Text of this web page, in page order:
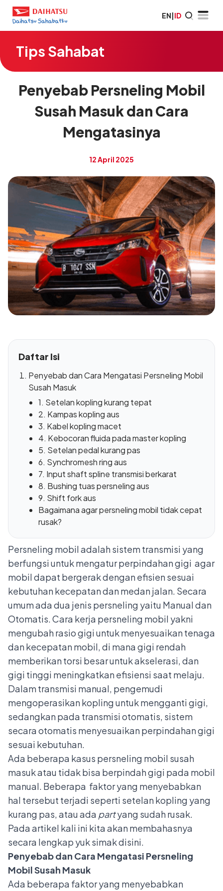
EN|ID
Tips Sahabat
Penyebab Persneling Mobil
Susah Masuk dan Cara
Mengatasinya
12 April 2025
Daftar Isi
Penyebab dan Cara Mengatasi Persneling Mobil
Susah Masuk
1. Setelan kopling kurang tepat
2. Kampas kopling aus
3. Kabel kopling macet
4. Kebocoran fluida pada master kopling
5. Setelan pedal kurang pas
6. Synchromesh ring aus
7. Input shaft spline transmisi berkarat
8. Bushing tuas persneling aus
9. Shift fork aus
Bagaimana agar persneling mobil tidak cepat
rusak?
Persneling mobil adalah sistem transmisi yang
berfungsi untuk mengatur perpindahan gigi agar
mobil dapat bergerak dengan efisien sesuai
kebutuhan kecepatan dan medan jalan. Secara
umum ada dua jenis persneling yaitu Manual dan
Otomatis. Cara kerja persneling mobil yakni
mengubah rasio gigi untuk menyesuaikan tenaga
dan kecepatan mobil, di mana gigi rendah
memberikan torsi besar untuk akselerasi, dan
gigi tinggi meningkatkan efisiensi saat melaju.
Dalam transmisi manual, pengemudi
mengoperasikan kopling untuk mengganti gigi,
sedangkan pada transmisi otomatis, sistem
secara otomatis menyesuaikan perpindahan gigi
sesuai kebutuhan.
Ada beberapa kasus persneling mobil susah
masuk atau tidak bisa berpindah gigi pada mobil
manual. Beberapa faktor yang menyebabkan
hal tersebut terjadi seperti setelan kopling yang
kurang pas, atau ada partyang sudah rusak.
Pada artikel kali ini kita akan membahasnya
secara lengkap yuk simak disini.
Penyebab dan Cara Mengatasi Persneling
Mobil Susah Masuk
Ada beberapa faktor yang menyebabkan